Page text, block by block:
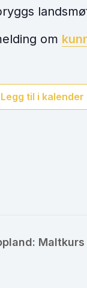
om
Legg til i kalender